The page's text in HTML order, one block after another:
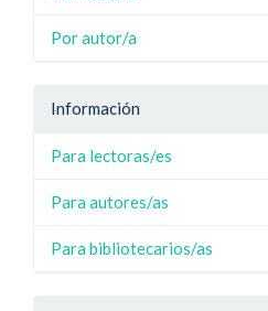
Por autor/a
Información
Para lectoras/es
Para autores/as
Para bibliotecarios/as